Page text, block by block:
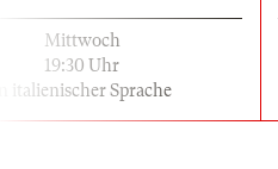
Mittwoch
19:30 Uhr
in italienischer Sprache